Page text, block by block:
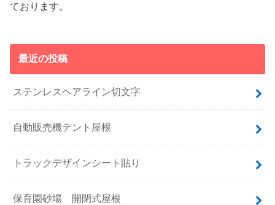
ております。
最近の投稿
ステンレスヘアライン切文字
自動販売機テント屋根
トラックデザインシート貼り
保育園砂場 開閉式屋根